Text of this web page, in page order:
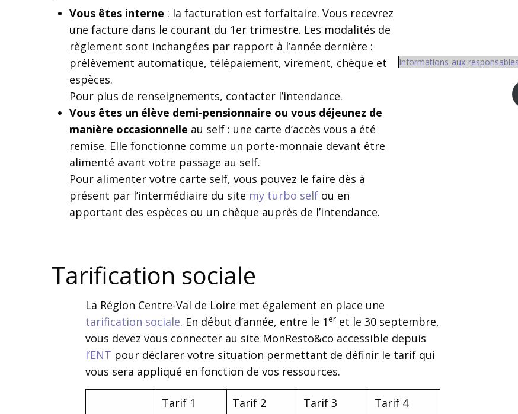
Vous êtes interne : la facturation est forfaitaire. Vous recevrez
une facture dans le courant du 1er trimestre. Les modalités de
règlement sont inchangées par rapport à l’année dernière :
prélèvement automatique, télépaiement, virement, chèque et
espèces.
Pour plus de renseignements, contacter l’intendance.
Vous êtes un élève demi-pensionnaire ou vous déjeunez de
manière occasionnelle au self : une carte d’accès vous a été
remise. Elle fonctionne comme un porte-monnaie devant être
alimenté avant votre passage au self.
Pour alimenter votre carte self, vous pouvez le faire dès à
présent par l’intermédiaire du site my turbo self ou en
apportant des espèces ou un chèque auprès de l’intendance.
Informations-aux-
Tarification sociale
La Région Centre-Val de Loire met également en place une
tarification sociale. En début d’année, entre le 1er et le 30 septembre,
vous devez vous connecter au site MonResto&co accessible depuis
l’ENT pour déclarer votre situation permettant de définir le tarif qui
vous sera appliqué en fonction de vos ressources.
Tarif 1 Tarif 2 Tarif 3
Tarif 4